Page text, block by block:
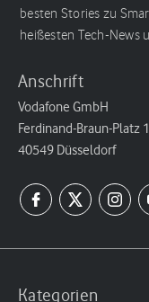
besten Stories zu
heißesten Tech-News
Anschrift
Vodafone GmbH
Ferdinand-Braun-Platz 1
40549 Düsseldorf
Kategorien